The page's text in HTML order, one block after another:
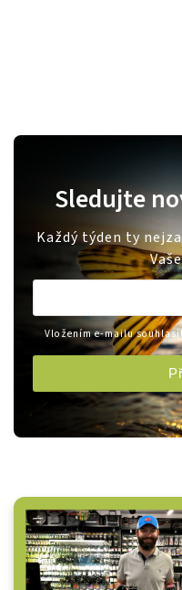
Sledujte
Každý týden ty
Vložením e-mailu